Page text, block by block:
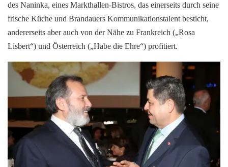
des Naninka, eines Markthallen-Bistros, das einerseits durch seine
frische Küche und Brandauers Kommunikationstalent besticht,
andererseits aber auch von der Nähe zu Frankreich („Rosa
Lisbert“) und Österreich („Habe die Ehre“) profitiert.